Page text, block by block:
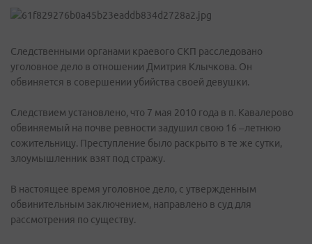
Следственными органами краевого СКП расследовано
уголовное дело в отношении Дмитрия Клычкова. Он
обвиняется в совершении убийства своей девушки.
Следствием установлено, что 7 мая 2010 года в п. Кавалерово
обвиняемый на почве ревности задушил свою 16 –летнюю
сожительницу. Преступление было раскрыто в те же сутки,
злоумышленник взят под стражу.
В настоящее время уголовное дело, с утвержденным
обвинительным заключением, направлено в суд для
рассмотрения по существу.